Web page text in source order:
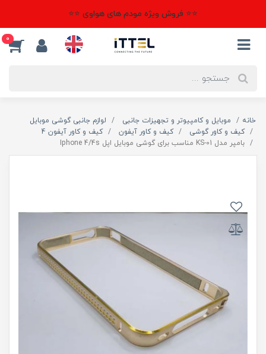
⭐⭐ فروش ویژه مودم های هواوی ⭐⭐
0
خانه موبایل و کامپیوتر و تجهیزات جانبی
لوازم جانبی گوشی موبایل
کیف و کاور گوشی
کیف و کاور آیفون
کیف و کاور آیفون 4
بامپر مدل KS-01 مناسب برای گوشی موبایل اپل Iphone 4/4s